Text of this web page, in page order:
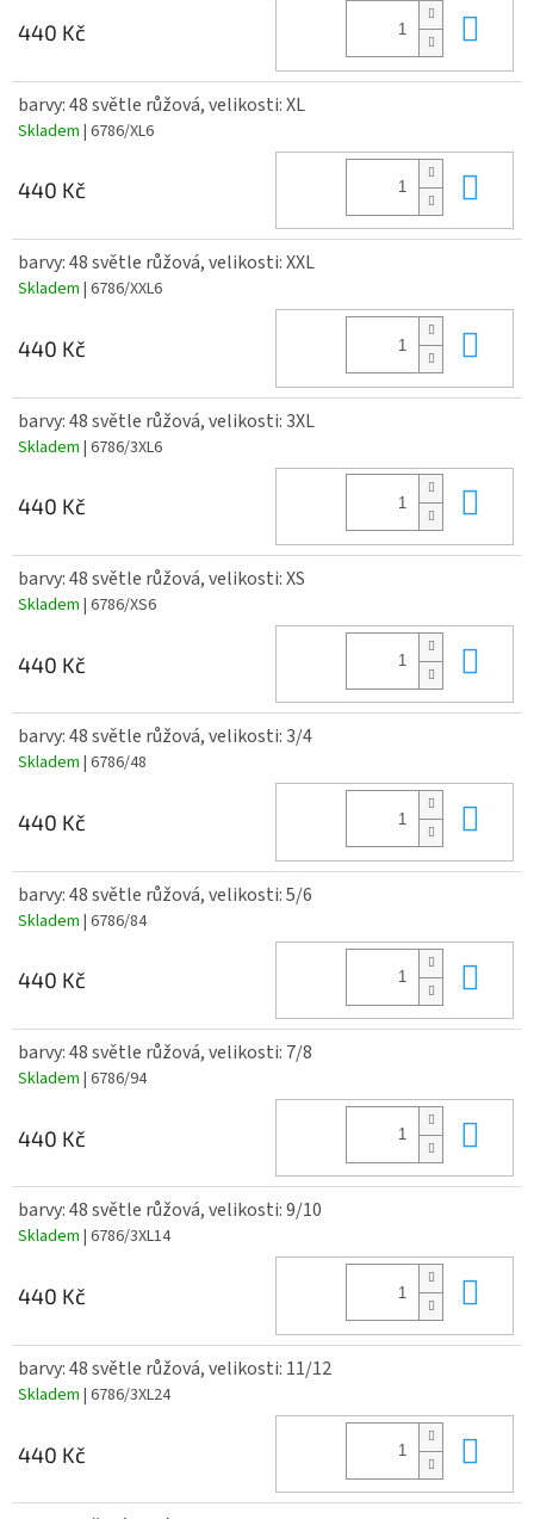
440 Kč
barvy: 48 světle růžová, velikosti: XL
Skladem | 6786/XL6
440 Kč
barvy: 48 světle růžová, velikosti: XXL
Skladem | 6786/XXL6
440 Kč
barvy: 48 světle růžová, velikosti: 3XL
Skladem | 6786/3XL6
440 Kč
barvy: 48 světle růžová, velikosti: XS
Skladem | 6786/XS6
440 Kč
barvy: 48 světle růžová, velikosti: 3/4
Skladem | 6786/48
440 Kč
barvy: 48 světle růžová, velikosti: 5/6
Skladem | 6786/84
440 Kč
barvy: 48 světle růžová, velikosti: 7/8
Skladem | 6786/94
440 Kč
barvy: 48 světle růžová, velikosti: 9/10
Skladem | 6786/3XL14
440 Kč
barvy: 48 světle růžová, velikosti: 11/12
Skladem | 6786/3XL24
440 Kč